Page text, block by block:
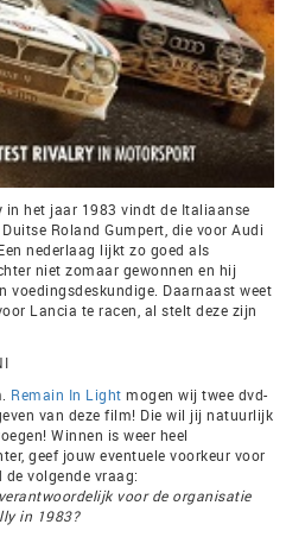
in het jaar 1983 vindt de Italiaanse
Roland Gumpert, die voor Audi
nederlaag lijkt zo goed als
niet zomaar gewonnen en hij
voedingsdeskundige. Daarnaast weet
Lancia te racen, al stelt deze zijn
Remain In Light mogen wij twee dvd-
van deze film! Die wil jij natuurlijk
Winnen is weer heel
geef jouw eventuele voorkeur voor
volgende vraag:
voor de organisatie
in 1983?